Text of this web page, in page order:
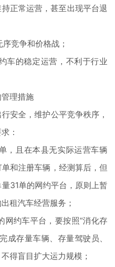
正常运营，甚至出现平台退
竞争和价格战；
的稳定运营，不利于行业
理措施
全，维护公平竞争秩序，
：
且在本县无实际运营车辆
和注册车辆，经测算后，但
31单的网约平台，原则上暂
租汽车经营服务；
约车平台，要按照“消化存
成存量车辆、存量驾驶员、
得盲目扩大运力规模；